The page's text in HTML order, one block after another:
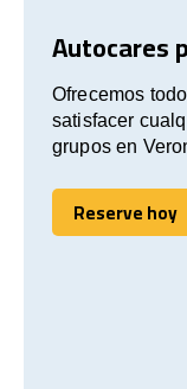
Autocares
Ofrecemos
satisfacer
grupos en
Reserve hoy
Reserve hoy